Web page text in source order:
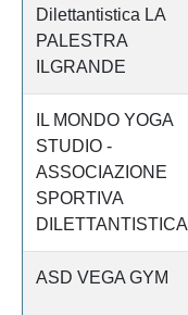
Dilettantistica LA
PALESTRA
ILGRANDE
IL MONDO YOGA
STUDIO -
ASSOCIAZIONE
SPORTIVA
DILETTANTISTICA
ASD VEGA GYM